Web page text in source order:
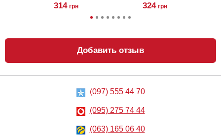
314 грн 324 грн
Анальный
лубрикант на
водной основе
Just Glide Anal,
грн
Металлическая
пробка Slash, S
668
Добавить отзыв
(097) 555 44 70
(095) 275 74 44
(063) 165 06 40